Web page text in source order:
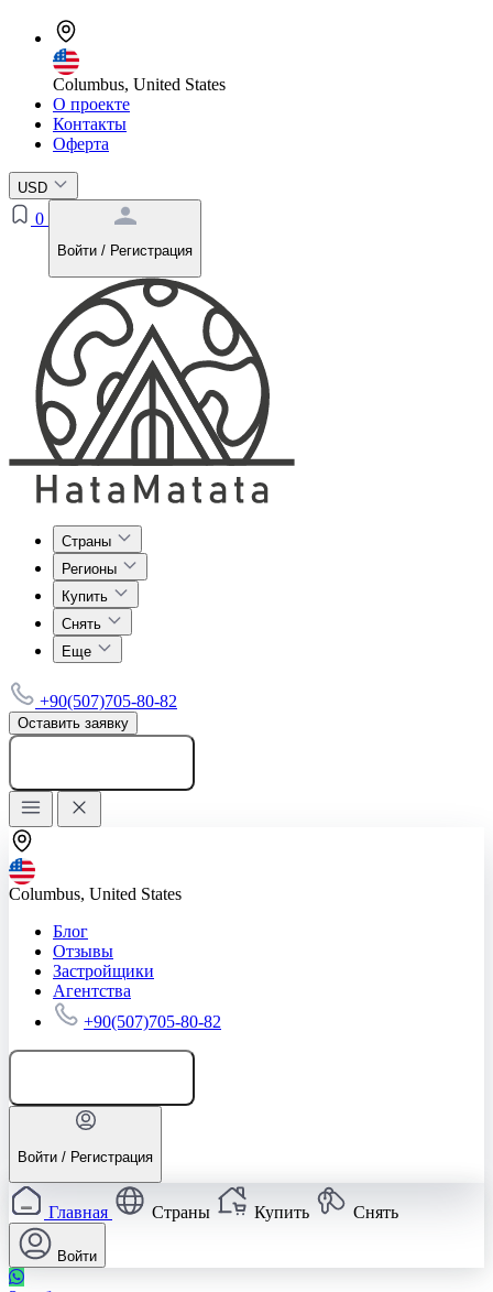
Columbus, United States
О проекте
Контакты
Оферта
USD
0
Войти / Регистрация
Страны
Регионы
Купить
Снять
Еще
+90(507)705-80-82
Оставить заявку
Columbus, United States
Блог
Отзывы
Застройщики
Агентства
+90(507)705-80-82
Войти / Регистрация
Главная Страны Купить Снять
Войти